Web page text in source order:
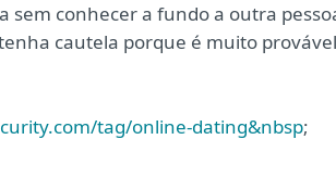
sem conhecer a fundo a outra
cautela porque é muito provável
tag/online-dating&nbsp;